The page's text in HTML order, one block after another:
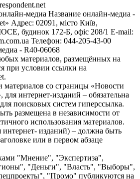
медиа Название онлайн-медиа -
Адрес: 02091, місто Київ,
будинок 172-Б, офіс 208/1 E-mail:
Телефон: 044-205-43-00
- R40-06068
материалов, размещённых на
при условии ссылки на
со страницы «Новости
интернет-изданий – обязательна
поисковых систем гиперссылка.
размещена в независимости от
использования материалов.
интернет- изданий) – должна быть
или в первом абзаце
"Мнение", "Экспертиза",
"Деньги", "Власть", "Выборы",
"Промо" публикуются на